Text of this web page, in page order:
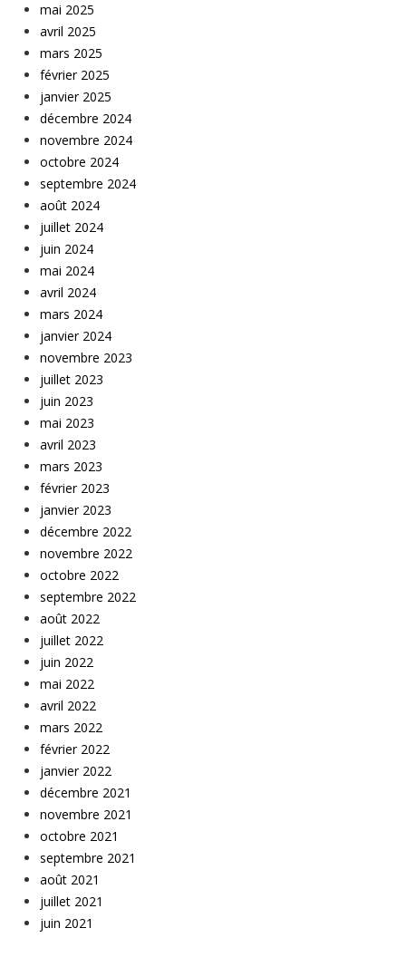
mai 2025
avril 2025
mars 2025
février 2025
janvier 2025
décembre 2024
novembre 2024
octobre 2024
septembre 2024
août 2024
juillet 2024
juin 2024
mai 2024
avril 2024
mars 2024
janvier 2024
novembre 2023
juillet 2023
juin 2023
mai 2023
avril 2023
mars 2023
février 2023
janvier 2023
décembre 2022
novembre 2022
octobre 2022
septembre 2022
août 2022
juillet 2022
juin 2022
mai 2022
avril 2022
mars 2022
février 2022
janvier 2022
décembre 2021
novembre 2021
octobre 2021
septembre 2021
août 2021
juillet 2021
juin 2021